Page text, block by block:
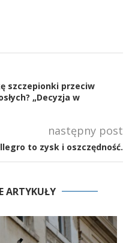
szczepionki przeciw
„Decyzja w
następny post
to zysk i oszczędność.
ARTYKUŁY